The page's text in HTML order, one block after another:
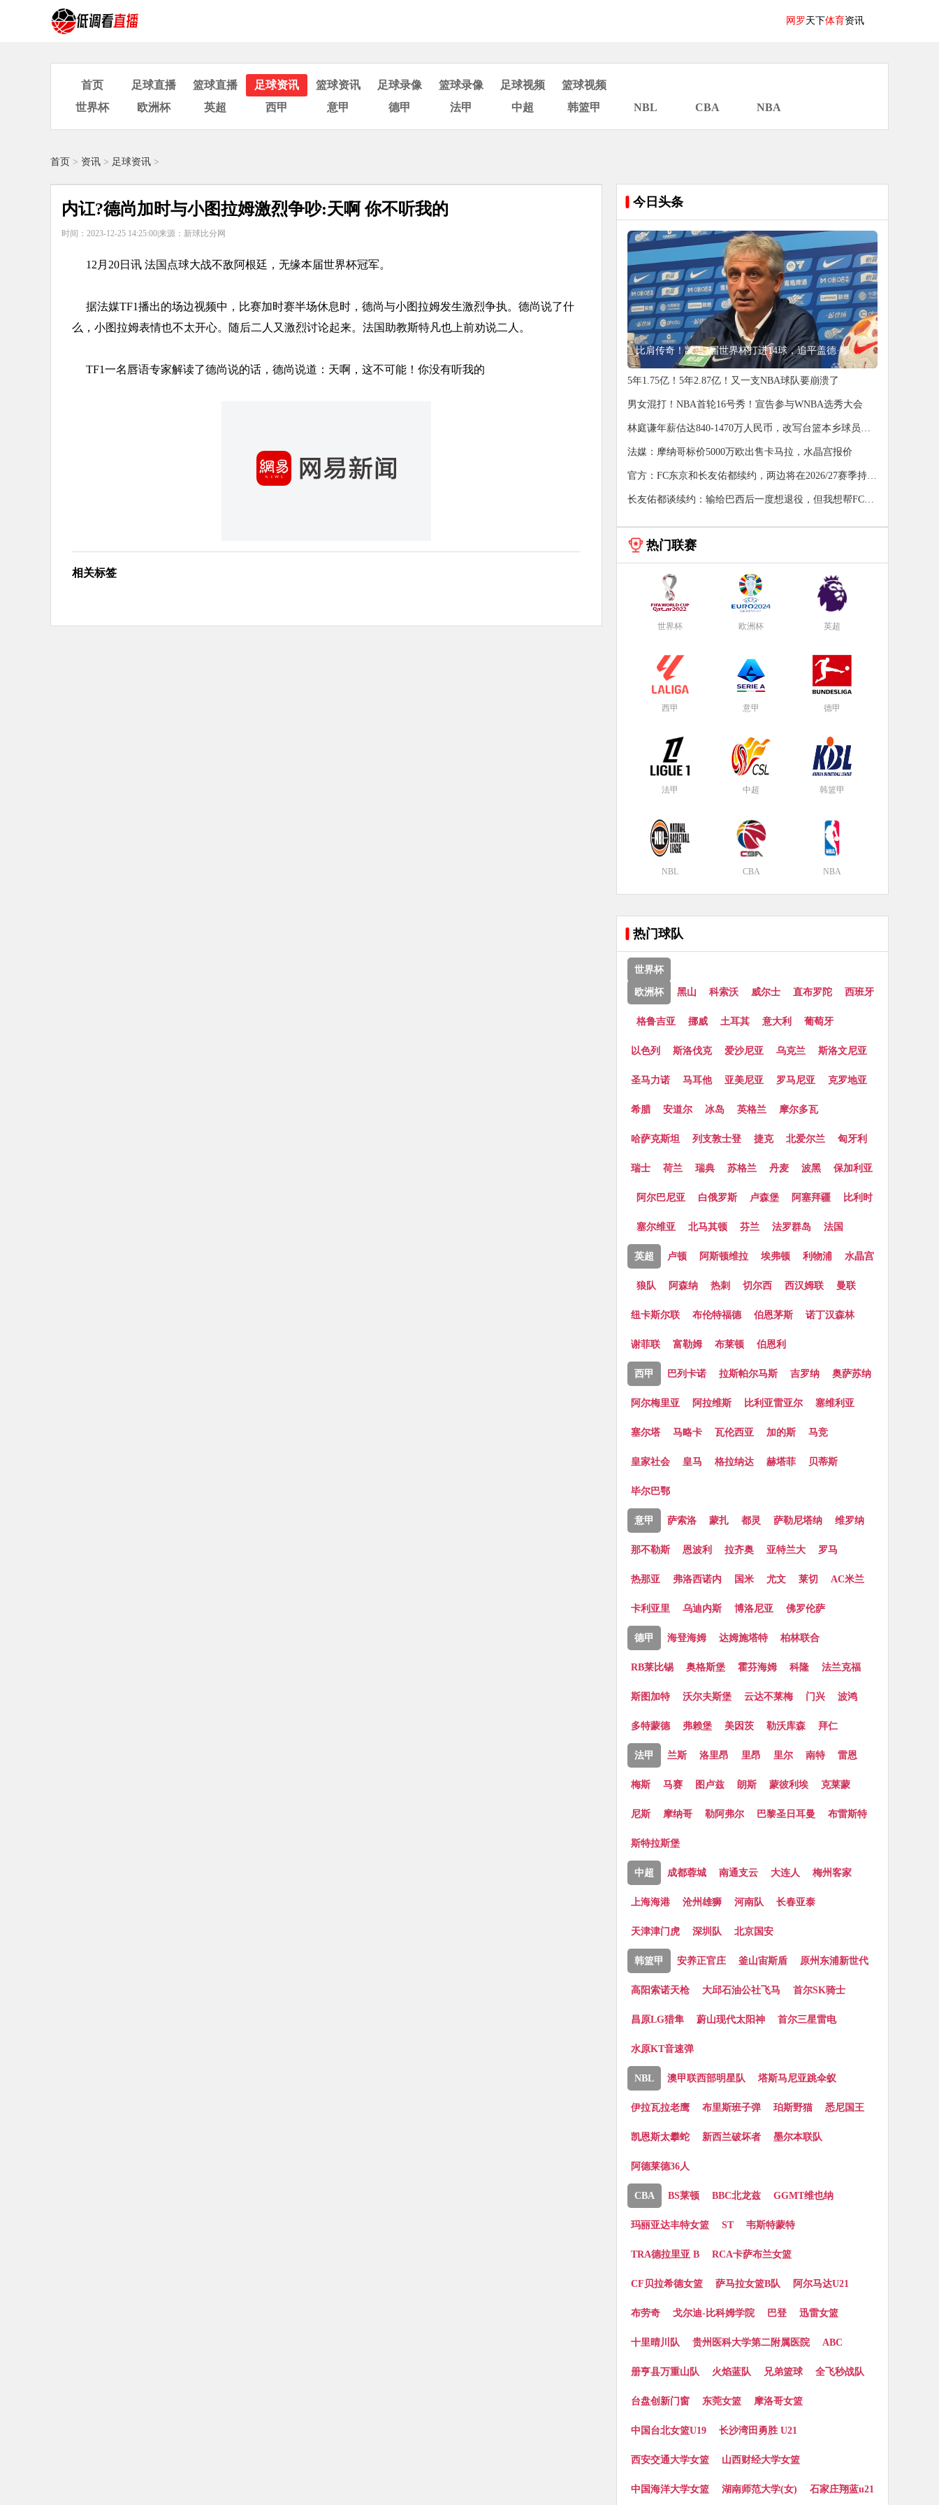
网罗天下体育资讯
首页 足球直播 篮球直播 足球资讯 篮球资讯 足球录像 篮球录像 足球视频
篮球视频
世界杯
欧洲杯 英超 西甲 意甲 德甲 法甲 中超 韩篮甲 NBL CBA NBA
首页 > 资讯 > 足球资讯 >
内讧?德尚加时与小图拉姆激烈争吵:天啊 你不听我的
时间：2023-12-25 14:25:00|来源：新球比分网
12月20日讯 法国点球大战不敌阿根廷，无缘本届世界杯冠军。
据法媒TF1播出的场边视频中，比赛加时赛半场休息时，德尚与小图拉姆发生激烈争执。德尚说了什
么，小图拉姆表情也不太开心。随后二人又激烈讨论起来。法国助教斯特凡也上前劝说二人。
TF1一名唇语专家解读了德尚说的话，德尚说道：天啊，这不可能！你没有听我的
相关标签
今日头条
比肩传奇！凯恩3届世界杯打进14球，追平盖德·穆勒并排前史第5
5年1.75亿！5年2.87亿！又一支NBA球队要崩溃了
男女混打！NBA首轮16号秀！宣告参与WNBA选秀大会
林庭谦年薪估达840-1470万人民币，改写台篮本乡球员薪
法媒：摩纳哥标价5000万欧出售卡马拉，水晶宫报价
官方：FC东京和长友佑都续约，两边将在2026/27赛季持续
长友佑都谈续约：输给巴西后一度想退役，但我想帮FC东
热门联赛
世界杯 欧洲杯 英超
西甲 意甲 德甲
法甲 中超 韩篮甲
NBL CBA NBA
热门球队
世界杯
欧洲杯 黑山 科索沃 威尔士 直布罗陀 西班牙
格鲁吉亚 挪威 土耳其 意大利 葡萄牙
以色列 斯洛伐克 爱沙尼亚 乌克兰 斯洛文尼亚
圣马力诺 马耳他 亚美尼亚 罗马尼亚 克罗地亚
希腊 安道尔 冰岛 英格兰 摩尔多瓦
哈萨克斯坦 列支敦士登 捷克 北爱尔兰 匈牙利
瑞士 荷兰 瑞典 苏格兰 丹麦 波黑 保加利亚
阿尔巴尼亚 白俄罗斯 卢森堡 阿塞拜疆 比利时
塞尔维亚 北马其顿 芬兰 法罗群岛 法国
英超 卢顿 阿斯顿维拉 埃弗顿 利物浦 水晶宫
狼队 阿森纳 热刺 切尔西 西汉姆联 曼联
纽卡斯尔联 布伦特福德 伯恩茅斯 诺丁汉森林
谢菲联 富勒姆 布莱顿 伯恩利
西甲 巴列卡诺 拉斯帕尔马斯 吉罗纳 奥萨苏纳
阿尔梅里亚 阿拉维斯 比利亚雷亚尔 塞维利亚
塞尔塔 马略卡 瓦伦西亚 加的斯 马竞
皇家社会 皇马 格拉纳达 赫塔菲 贝蒂斯
毕尔巴鄂
意甲 萨索洛 蒙扎 都灵 萨勒尼塔纳 维罗纳
那不勒斯 恩波利 拉齐奥 亚特兰大 罗马
热那亚 弗洛西诺内 国米 尤文 莱切 AC米兰
卡利亚里 乌迪内斯 博洛尼亚 佛罗伦萨
德甲 海登海姆 达姆施塔特 柏林联合
RB莱比锡 奥格斯堡 霍芬海姆 科隆 法兰克福
斯图加特 沃尔夫斯堡 云达不莱梅 门兴 波鸿
多特蒙德 弗赖堡 美因茨 勒沃库森 拜仁
法甲 兰斯 洛里昂 里昂 里尔 南特 雷恩
梅斯 马赛 图卢兹 朗斯 蒙彼利埃 克莱蒙
尼斯 摩纳哥 勒阿弗尔 巴黎圣日耳曼 布雷斯特
斯特拉斯堡
中超 成都蓉城 南通支云 大连人 梅州客家
上海海港 沧州雄狮 河南队 长春亚泰
天津津门虎 深圳队 北京国安
韩篮甲 安养正官庄 釜山宙斯盾 原州东浦新世代
高阳索诺天枪 大邱石油公社飞马 首尔SK骑士
昌原LG猎隼 蔚山现代太阳神 首尔三星雷电
水原KT音速弹
NBL 澳甲联西部明星队 塔斯马尼亚跳伞蚁
伊拉瓦拉老鹰 布里斯班子弹 珀斯野猫 悉尼国王
凯恩斯太攀蛇 新西兰破坏者 墨尔本联队
阿德莱德36人
CBA BS莱顿 BBC北龙兹 GGMT维也纳
玛丽亚达丰特女篮 ST 韦斯特蒙特
TRA德拉里亚 B RCA卡萨布兰女篮
CF贝拉希德女篮 萨马拉女篮B队 阿尔马达U21
布劳奇 戈尔迪-比科姆学院 巴登 迅雷女篮
十里晴川队 贵州医科大学第二附属医院 ABC
册亨县万重山队 火焰蓝队 兄弟篮球 全飞秒战队
台盘创新门窗 东莞女篮 摩洛哥女篮
中国台北女篮U19 长沙湾田勇胜 U21
西安交通大学女篮 山西财经大学女篮
中国海洋大学女篮 湖南师范大学(女) 石家庄翔蓝u21